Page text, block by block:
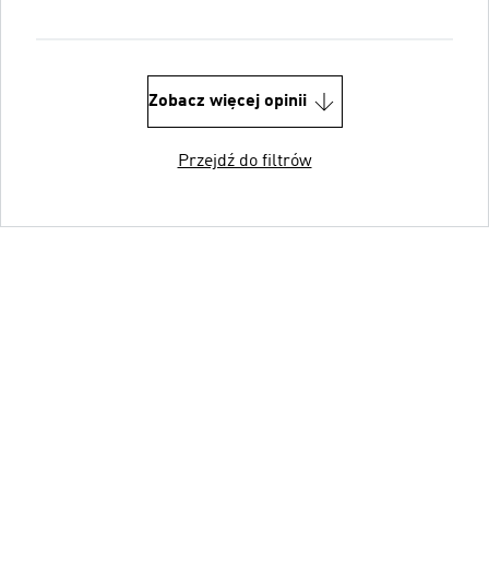
Zobacz więcej opinii
Przejdź do filtrów